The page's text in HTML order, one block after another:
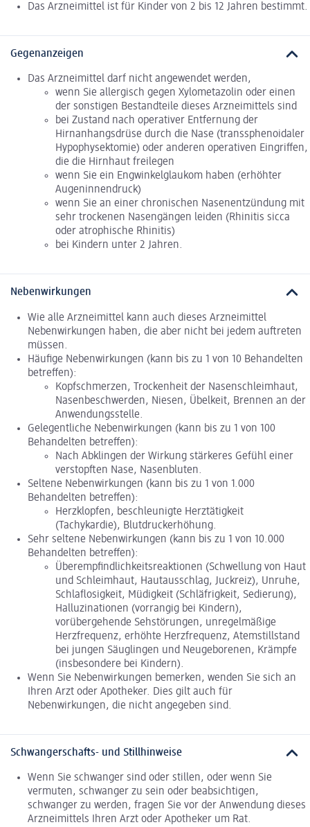
Das Arzneimittel ist für Kinder von 2 bis 12 Jahren bestimmt.
Gegenanzeigen
Das Arzneimittel darf nicht angewendet werden,
wenn Sie allergisch gegen Xylometazolin oder einen
der sonstigen Bestandteile dieses Arzneimittels sind
bei Zustand nach operativer Entfernung der
Hirnanhangsdrüse durch die Nase (transsphenoidaler
Hypophysektomie) oder anderen operativen Eingriffen,
die die Hirnhaut freilegen
wenn Sie ein Engwinkelglaukom haben (erhöhter
Augeninnendruck)
wenn Sie an einer chronischen Nasenentzündung mit
sehr trockenen Nasengängen leiden (Rhinitis sicca
oder atrophische Rhinitis)
bei Kindern unter 2 Jahren.
Nebenwirkungen
Wie alle Arzneimittel kann auch dieses Arzneimittel
Nebenwirkungen haben, die aber nicht bei jedem auftreten
müssen.
Häufige Nebenwirkungen (kann bis zu 1 von 10 Behandelten
betreffen):
Kopfschmerzen, Trockenheit der Nasenschleimhaut,
Nasenbeschwerden, Niesen, Übelkeit, Brennen an der
Anwendungsstelle.
Gelegentliche Nebenwirkungen (kann bis zu 1 von 100
Behandelten betreffen):
Nach Abklingen der Wirkung stärkeres Gefühl einer
verstopften Nase, Nasenbluten.
Seltene Nebenwirkungen (kann bis zu 1 von 1.000
Behandelten betreffen):
Herzklopfen, beschleunigte Herztätigkeit
(Tachykardie), Blutdruckerhöhung.
Sehr seltene Nebenwirkungen (kann bis zu 1 von 10.000
Behandelten betreffen):
Überempfindlichkeitsreaktionen (Schwellung von Haut
und Schleimhaut, Hautausschlag, Juckreiz), Unruhe,
Schlaflosigkeit, Müdigkeit (Schläfrigkeit, Sedierung),
Halluzinationen (vorrangig bei Kindern),
vorübergehende Sehstörungen, unregelmäßige
Herzfrequenz, erhöhte Herzfrequenz, Atemstillstand
bei jungen Säuglingen und Neugeborenen, Krämpfe
(insbesondere bei Kindern).
Wenn Sie Nebenwirkungen bemerken, wenden Sie sich an
Ihren Arzt oder Apotheker. Dies gilt auch für
Nebenwirkungen, die nicht angegeben sind.
Schwangerschafts- und Stillhinweise
Wenn Sie schwanger sind oder stillen, oder wenn Sie
vermuten, schwanger zu sein oder beabsichtigen,
schwanger zu werden, fragen Sie vor der Anwendung dieses
Arzneimittels Ihren Arzt oder Apotheker um Rat.